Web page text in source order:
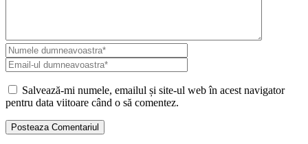
Salvează-mi numele, emailul și site-ul web în acest navigator
pentru data viitoare când o să comentez.